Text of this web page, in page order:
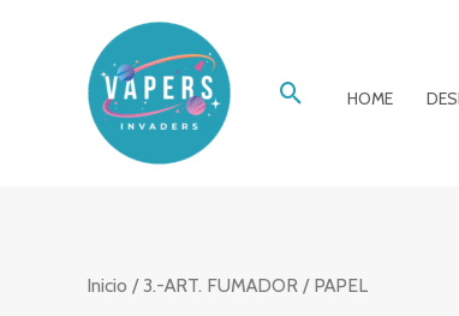
contenido
BuscarHOME
Inicio /3.-ART. FUMADOR / PAPEL